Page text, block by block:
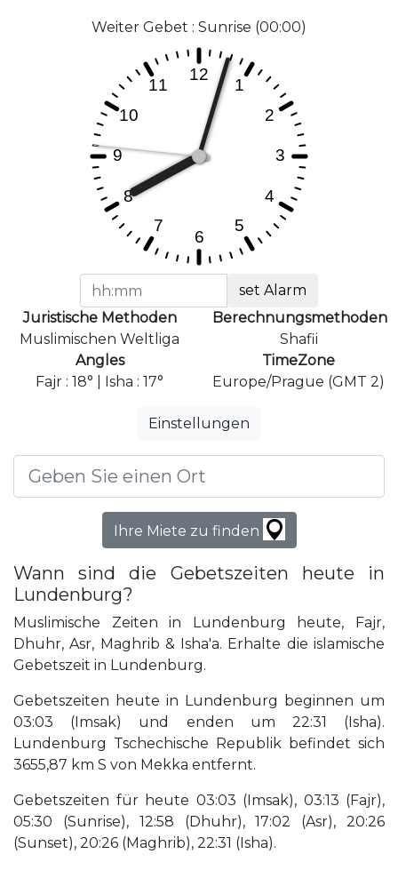
Weiter Gebet : Sunrise (00:00)
set Alarm
Juristische Methoden
Muslimischen Weltliga
Berechnungsmethoden
Shafii
Angles
Fajr : 18° | Isha : 17°
TimeZone
Europe/Prague (GMT 2)
Einstellungen
Ihre Miete zu finden
Wann sind die Gebetszeiten heute in
Lundenburg?
Muslimische Zeiten in Lundenburg heute, Fajr,
Dhuhr, Asr, Maghrib & Isha'a. Erhalte die islamische
Gebetszeit in Lundenburg.
Gebetszeiten heute in Lundenburg beginnen um
03:03 (Imsak) und enden um 22:31 (Isha).
Lundenburg Tschechische Republik befindet sich
3655,87 km S von Mekka entfernt.
Gebetszeiten für heute 03:03 (Imsak), 03:13 (Fajr),
05:30 (Sunrise), 12:58 (Dhuhr), 17:02 (Asr), 20:26
(Sunset), 20:26 (Maghrib), 22:31 (Isha).